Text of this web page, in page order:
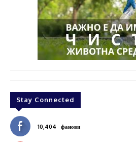
Stay Connected
10,404 фанови